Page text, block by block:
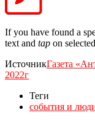
If you have found a
text and tap on
ИсточникГазета
2022г
Теги
события и